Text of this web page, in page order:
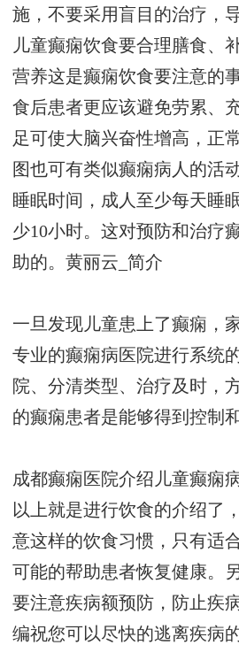
施，不要采用盲目的治疗，
儿童癫痫饮食要合理膳食、
营养这是癫痫饮食要注意的
食后患者更应该避免劳累、
足可使大脑兴奋性增高，正
图也可有类似癫痫病人的活
睡眠时间，成人至少每天睡
少10小时。这对预防和治疗
助的。 黄丽云_简介
一旦发现儿童患上了癫痫，
专业的癫痫病医院进行系统
院、分清类型、治疗及时，
的癫痫患者是能够得到控制
成都癫痫医院介绍儿童癫痫
以上就是进行饮食的介绍了
意这样的饮食习惯，只有适
可能的帮助患者恢复健康。
要注意疾病额预防，防止疾
编祝您可以尽快的逃离疾病